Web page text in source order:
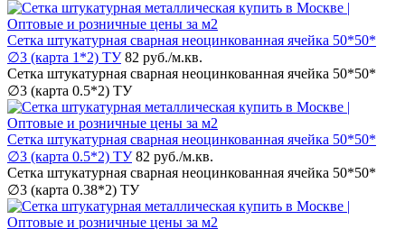
Сетка штукатурная сварная неоцинкованная ячейка 50*50*
∅3 (карта 1*2) ТУ 82 руб./м.кв.
Сетка штукатурная сварная неоцинкованная ячейка 50*50*
∅3 (карта 0.5*2) ТУ
Сетка штукатурная сварная неоцинкованная ячейка 50*50*
∅3 (карта 0.5*2) ТУ 82 руб./м.кв.
Сетка штукатурная сварная неоцинкованная ячейка 50*50*
∅3 (карта 0.38*2) ТУ